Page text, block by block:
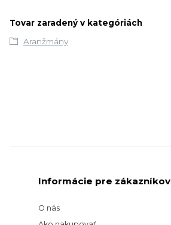
Tovar zaradený v kategóriách
Aranžmány
Informácie pre zákazníkov
O nás